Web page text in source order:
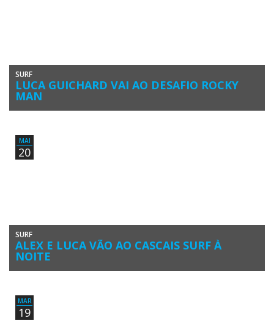
SURF
LUCA GUICHARD VAI AO DESAFIO ROCKY
MAN
O surfista algarvio Luca Guichard (Algarve Surf Clube) está de partida
MAI
20
SURF
ALEX E LUCA VÃO AO CASCAIS SURF À
NOITE
Os algarvios Alex Botelho e Luca Guichard foram convidados e vão
MAR
19